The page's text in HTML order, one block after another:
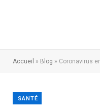
Accueil » Blog » Coronavirus en RDC
SANTÉ